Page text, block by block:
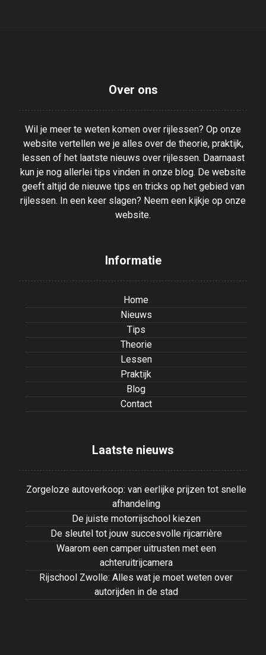
Over ons
Wil je meer te weten komen over rijlessen? Op onze
website vertellen we je alles over de theorie, praktijk,
lessen of het laatste nieuws over rijlessen. Daarnaast
kun je nog allerlei tips vinden in onze blog. De website
geeft altijd de nieuwe tips en tricks op het gebied van
rijlessen. In een keer slagen? Neem een kijkje op onze
website.
Informatie
Home
Nieuws
Tips
Theorie
Lessen
Praktijk
Blog
Contact
Laatste nieuws
Zorgeloze autoverkoop: van eerlijke prijzen tot snelle
afhandeling
De juiste motorrijschool kiezen
De sleutel tot jouw succesvolle rijcarrière
Waarom een camper uitrusten met een
achteruitrijcamera
Rijschool Zwolle: Alles wat je moet weten over
autorijden in de stad